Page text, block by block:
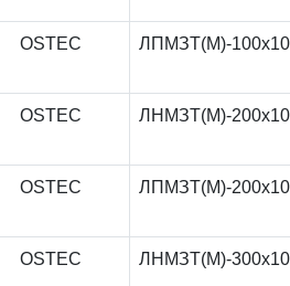
OSTEC ЛПМЗТ(М)-
OSTEC ЛНМЗТ(М)-
OSTEC ЛПМЗТ(М)-
OSTEC ЛНМЗТ(М)-